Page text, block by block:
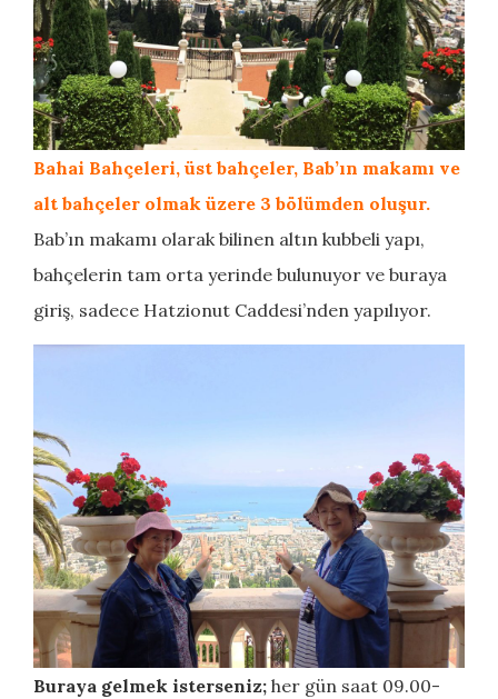
Bahai Bahçeleri, üst bahçeler, Bab’ın makamı ve
alt bahçeler olmak üzere 3 bölümden oluşur.
Bab’ın makamı olarak bilinen altın kubbeli yapı,
bahçelerin tam orta yerinde bulunuyor ve buraya
giriş, sadece Hatzionut Caddesi’nden yapılıyor.
Buraya gelmek isterseniz; her gün saat 09.00-